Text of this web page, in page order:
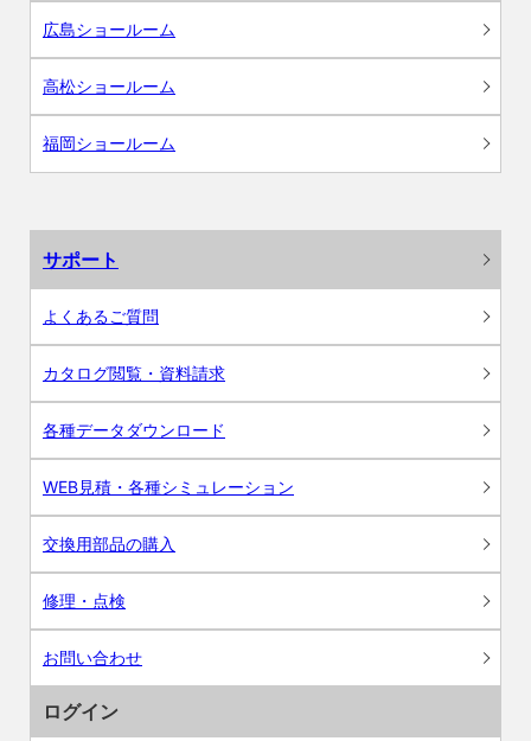
広島ショールーム
高松ショールーム
福岡ショールーム
サポート
よくあるご質問
カタログ閲覧・資料請求
各種データダウンロード
WEB見積・各種シミュレーション
交換用部品の購入
修理・点検
お問い合わせ
ログイン